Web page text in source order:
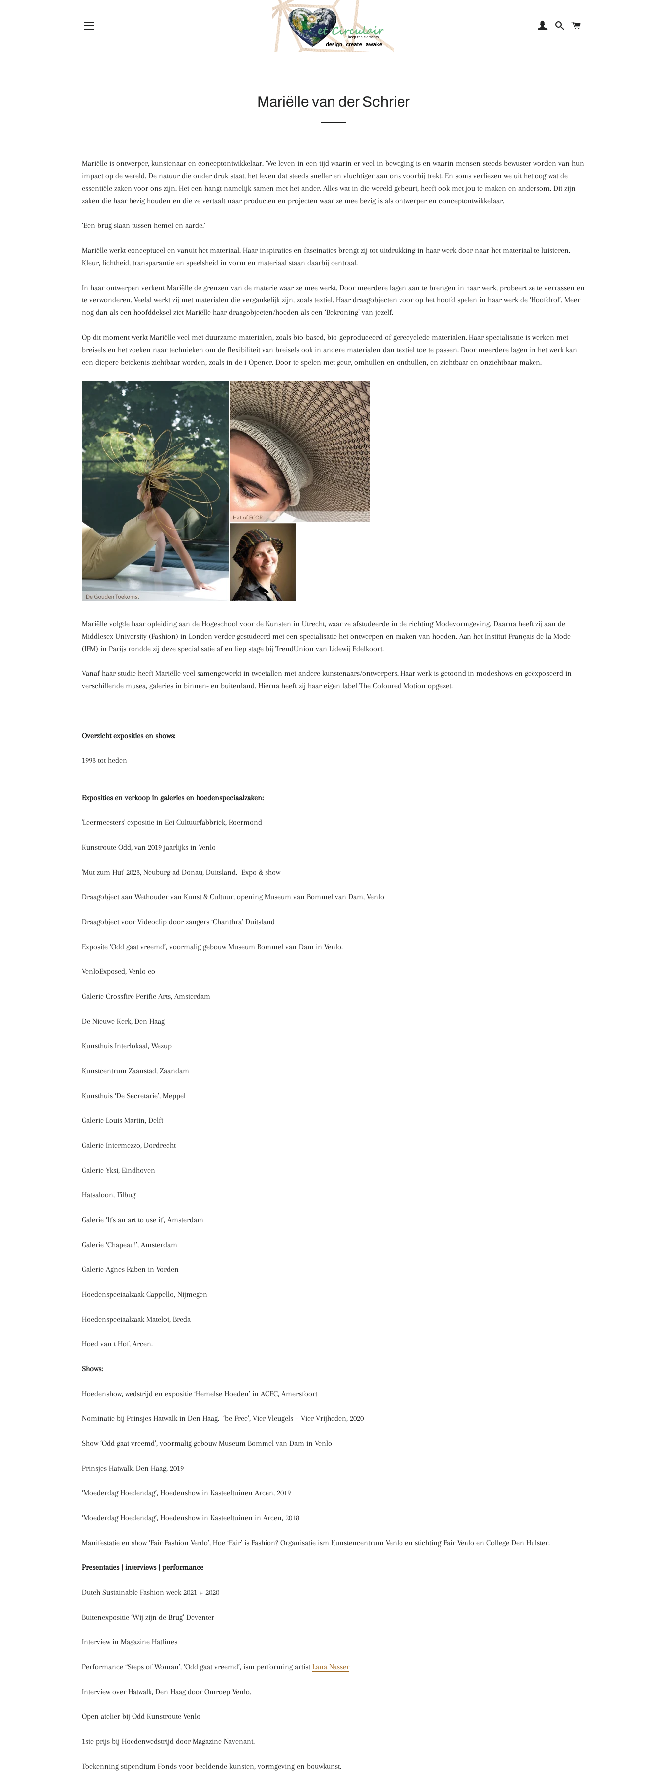
Aanmelden
Zoeken
Mariëlle van der Schrier
Mariëlle is ontwerper, kunstenaar en conceptontwikkelaar. ‘We leven in een tijd waarin er veel in beweging is en waarin mensen steeds bewuster worden van hun
impact op de wereld. De natuur die onder druk staat, het leven dat steeds sneller en vluchtiger aan ons voorbij trekt. En soms verliezen we uit het oog wat de
essentiële zaken voor ons zijn. Het een hangt namelijk samen met het ander. Alles wat in die wereld gebeurt, heeft ook met jou te maken en andersom. Dit zijn
zaken die haar bezig houden en die ze vertaalt naar producten en projecten waar ze mee bezig is als ontwerper en conceptontwikkelaar.
‘Een brug slaan tussen hemel en aarde.’
Mariëlle werkt conceptueel en vanuit het materiaal. Haar inspiraties en fascinaties brengt zij tot uitdrukking in haar werk door naar het materiaal te luisteren.
Kleur, lichtheid, transparantie en speelsheid in vorm en materiaal staan daarbij centraal.
In haar ontwerpen verkent Mariëlle de grenzen van de materie waar ze mee werkt. Door meerdere lagen aan te brengen in haar werk, probeert ze te verrassen en
te verwonderen. Veelal werkt zij met materialen die vergankelijk zijn, zoals textiel. Haar draagobjecten voor op het hoofd spelen in haar werk de ‘Hoofdrol’. Meer
nog dan als een hoofddeksel ziet Mariëlle haar draagobjecten/hoeden als een ‘Bekroning’ van jezelf.
Op dit moment werkt Mariëlle veel met duurzame materialen, zoals bio-based, bio-geproduceerd of gerecyclede materialen. Haar specialisatie is werken met
breisels en het zoeken naar technieken om de flexibiliteit van breisels ook in andere materialen dan textiel toe te passen. Door meerdere lagen in het werk kan
een diepere betekenis zichtbaar worden, zoals in de i-Opener. Door te spelen met geur, omhullen en onthullen, en zichtbaar en onzichtbaar maken.
Mariëlle volgde haar opleiding aan de Hogeschool voor de Kunsten in Utrecht, waar ze afstudeerde in de richting Modevormgeving. Daarna heeft zij aan de
Middlesex University (Fashion) in Londen verder gestudeerd met een specialisatie het ontwerpen en maken van hoeden. Aan het Institut Français de la Mode
(IFM) in Parijs rondde zij deze specialisatie af en liep stage bij TrendUnion van Lidewij Edelkoort.
Vanaf haar studie heeft Mariëlle veel samengewerkt in tweetallen met andere kunstenaars/ontwerpers. Haar werk is getoond in modeshows en geëxposeerd in
verschillende musea, galeries in binnen- en buitenland. Hierna heeft zij haar eigen label The Coloured Motion opgezet.
Overzicht exposities en shows:
1993 tot heden
Exposities en verkoop in galeries en hoedenspeciaalzaken:
'Leermeesters' expositie in Eci Cultuurfabbriek, Roermond
Kunstroute Odd, van 2019 jaarlijks in Venlo
'Mut zum Hut' 2023, Neuburg ad Donau, Duitsland. Expo & show
Draagobject aan Wethouder van Kunst & Cultuur, opening Museum van Bommel van Dam, Venlo
Draagobject voor Videoclip door zangers ‘Chanthra’ Duitsland
Exposite ‘Odd gaat vreemd’, voormalig gebouw Museum Bommel van Dam in Venlo.
VenloExposed, Venlo eo
Galerie Crossfire Perific Arts, Amsterdam
De Nieuwe Kerk, Den Haag
Kunsthuis Interlokaal, Wezup
Kunstcentrum Zaanstad, Zaandam
Kunsthuis ‘De Secretarie’, Meppel
Galerie Louis Martin, Delft
Galerie Intermezzo, Dordrecht
Galerie Yksi, Eindhoven
Hatsaloon, Tilbug
Galerie ‘It’s an art to use it’, Amsterdam
Galerie ‘Chapeau!’, Amsterdam
Galerie Agnes Raben in Vorden
Hoedenspeciaalzaak Cappello, Nijmegen
Hoedenspeciaalzaak Matelot, Breda
Hoed van t Hof, Arcen.
Shows:
Hoedenshow, wedstrijd en expositie ‘Hemelse Hoeden’ in ACEC, Amersfoort
Nominatie bij Prinsjes Hatwalk in Den Haag. ‘be Free’, Vier Vleugels – Vier Vrijheden, 2020
Show ‘Odd gaat vreemd’, voormalig gebouw Museum Bommel van Dam in Venlo
Prinsjes Hatwalk, Den Haag, 2019
‘Moederdag Hoedendag’, Hoedenshow in Kasteeltuinen Arcen, 2019
‘Moederdag Hoedendag’, Hoedenshow in Kasteeltuinen in Arcen, 2018
Manifestatie en show ‘Fair Fashion Venlo’, Hoe ‘Fair’ is Fashion? Organisatie ism Kunstencentrum Venlo en stichting Fair Venlo en College Den Hulster.
Presentaties | interviews | performance
Dutch Sustainable Fashion week 2021 + 2020
Buitenexpositie ‘Wij zijn de Brug’ Deventer
Interview in Magazine Hatlines
Performance “Steps of Woman’, ‘Odd gaat vreemd’, ism performing artist Lana Nasser
Interview over Hatwalk, Den Haag door Omroep Venlo.
Open atelier bij Odd Kunstroute Venlo
1ste prijs bij Hoedenwedstrijd door Magazine Navenant.
Toekenning stipendium Fonds voor beeldende kunsten, vormgeving en bouwkunst.